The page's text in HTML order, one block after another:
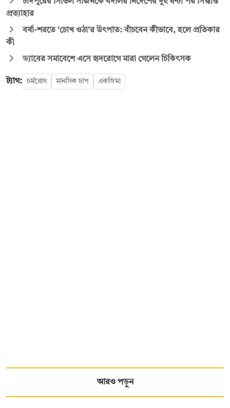
প্রত্যাহার
বর্ষা-শরতে ‘চোখ ওঠা’র উৎপাত: বাঁচবেন কীভাবে, হলে প্রতিকার
কী
ড্যাবের সমাবেশে এসে হৃদরোগে মারা গেলেন চিকিৎসক
ট্যাগ: চর্মরোগ মানসিক চাপ একজিমা
আরও পড়ুন